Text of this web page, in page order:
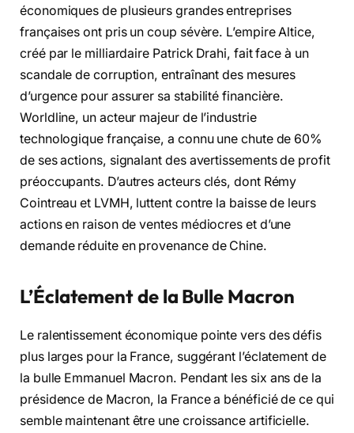
économiques de plusieurs grandes entreprises
françaises ont pris un coup sévère. L’empire Altice,
créé par le milliardaire Patrick Drahi, fait face à un
scandale de corruption, entraînant des mesures
d’urgence pour assurer sa stabilité financière.
Worldline, un acteur majeur de l’industrie
technologique française, a connu une chute de 60%
de ses actions, signalant des avertissements de profit
préoccupants. D’autres acteurs clés, dont Rémy
Cointreau et LVMH, luttent contre la baisse de leurs
actions en raison de ventes médiocres et d’une
demande réduite en provenance de Chine.
L’Éclatement de la Bulle Macron
Le ralentissement économique pointe vers des défis
plus larges pour la France, suggérant l’éclatement de
la bulle Emmanuel Macron. Pendant les six ans de la
présidence de Macron, la France a bénéficié de ce qui
semble maintenant être une croissance artificielle.